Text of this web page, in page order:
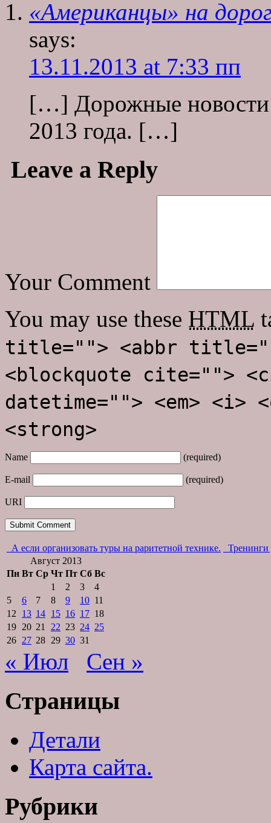
«Американцы» на
says:
13.11.2013 at 7:33 пп
[…] Дорожные новости
2013 года. […]
Leave a Reply
Your Comment
You may use these HTML
title=""> <abbr
<blockquote cite="">
datetime=""> <em>
<strong>
Name (required)
E-mail (required)
URI
А если организовать туры на раритетной технике.
Тренинги
Август 2013
Пн Вт Ср Чт Пт Сб Вс
1
2 3
4
5
6 7 8 9 10 11
12
13 14 15 16 17 18
19 20 21 22 23 24 25
26 27 28 29 30 31
« Июл Сен »
Страницы
Детали
Карта сайта.
Рубрики